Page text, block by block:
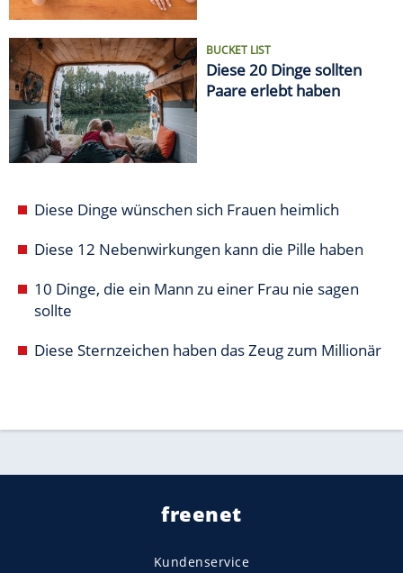
BUCKET LIST
Diese 20 Dinge sollten
Paare erlebt haben
Diese Dinge wünschen sich Frauen heimlich
Diese 12 Nebenwirkungen kann die Pille haben
10 Dinge, die ein Mann zu einer Frau nie sagen
sollte
Diese Sternzeichen haben das Zeug zum Millionär
freenet
Kundenservice